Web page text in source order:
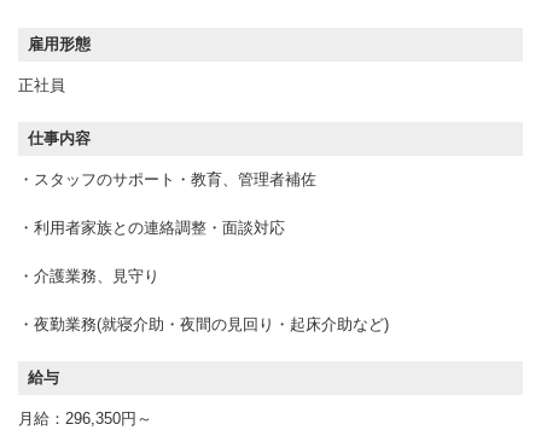
雇用形態
正社員
仕事内容
・スタッフのサポート・教育、管理者補佐
・利用者家族との連絡調整・面談対応
・介護業務、見守り
・夜勤業務(就寝介助・夜間の見回り・起床介助など)
給与
月給：296,350円～